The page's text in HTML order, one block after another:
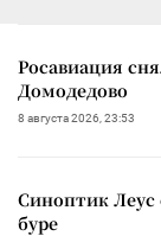
Росавиация
Домодедово
8 августа 2026, 23:53
Синоптик
буре